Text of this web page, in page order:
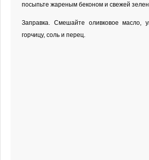
посыпьте жареным беконом и свежей
Заправка. Смешайте оливковое масло,
горчицу, соль и перец.